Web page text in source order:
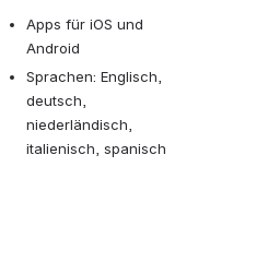
Apps für iOS und
Android
Sprachen: Englisch,
deutsch,
niederländisch,
italienisch, spanisch